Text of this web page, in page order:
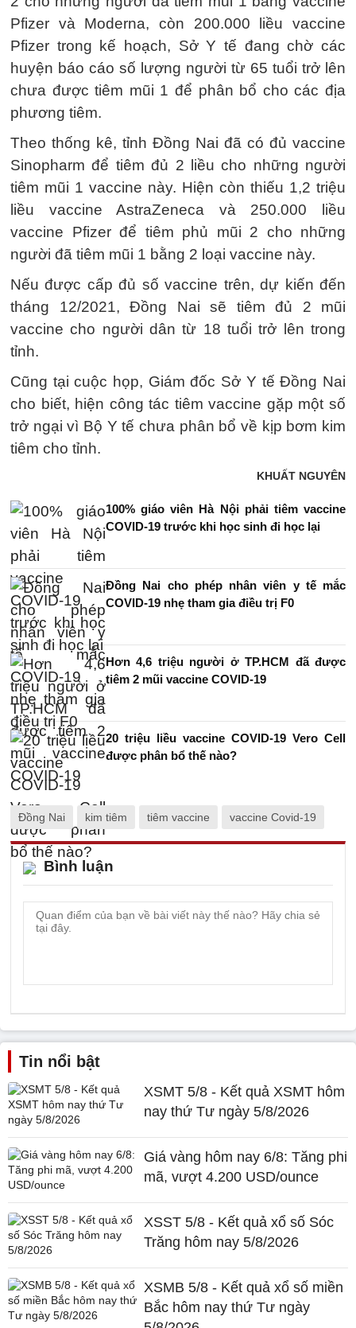
Pfizer và Moderna, còn 200.000 liều vaccine
Pfizer trong kế hoạch, Sở Y tế đang chờ các
huyện báo cáo số lượng người từ 65 tuổi trở lên
chưa được tiêm mũi 1 để phân bổ cho các địa
phương tiêm.
Theo thống kê, tỉnh Đồng Nai đã có đủ vaccine
Sinopharm để tiêm đủ 2 liều cho những người
tiêm mũi 1 vaccine này. Hiện còn thiếu 1,2 triệu
liều vaccine AstraZeneca và 250.000 liều
vaccine Pfizer để tiêm phủ mũi 2 cho những
người đã tiêm mũi 1 bằng 2 loại vaccine này.
Nếu được cấp đủ số vaccine trên, dự kiến đến
tháng 12/2021, Đồng Nai sẽ tiêm đủ 2 mũi
vaccine cho người dân từ 18 tuổi trở lên trong
tỉnh.
Cũng tại cuộc họp, Giám đốc Sở Y tế Đồng Nai
cho biết, hiện công tác tiêm vaccine gặp một số
trở ngại vì Bộ Y tế chưa phân bổ về kịp bơm kim
tiêm cho tỉnh.
KHUẤT NGUYÊN
100% giáo viên Hà Nội phải tiêm vaccine
COVID-19 trước khi học sinh đi học lại
Đồng Nai cho phép nhân viên y tế mắc
COVID-19 nhẹ tham gia điều trị F0
Hơn 4,6 triệu người ở TP.HCM đã được
tiêm 2 mũi vaccine COVID-19
20 triệu liều vaccine COVID-19 Vero Cell
được phân bổ thế nào?
Đồng Nai kim tiêm tiêm vaccine vaccine Covid-19
Bình luận
Tin nổi bật
XSMT 5/8 - Kết quả XSMT hôm
nay thứ Tư ngày 5/8/2026
Giá vàng hôm nay 6/8: Tăng phi
mã, vượt 4.200 USD/ounce
XSST 5/8 - Kết quả xổ số Sóc
Trăng hôm nay 5/8/2026
XSMB 5/8 - Kết quả xổ số miền
Bắc hôm nay thứ Tư ngày